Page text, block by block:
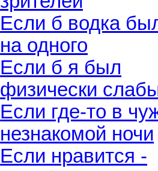
Если б водка
на одного
Если б я был
физически
Если где-то в
незнакомой ночи
Если нравится -